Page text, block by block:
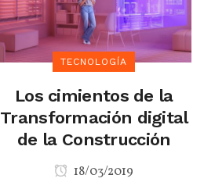
TECNOLOGÍA
Los cimientos de la
Transformación digital
de la Construcción
18/03/2019